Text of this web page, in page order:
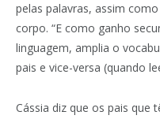
pelas palavras, assim
corpo. “E como ganho
linguagem, amplia o
pais e vice-versa (quando
Cássia diz que os pais que